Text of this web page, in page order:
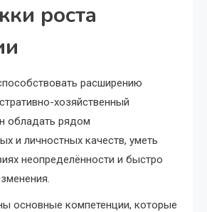
роста
расширению
хозяйственный
обладать рядом
и личностных качеств, уметь
неопределённости и быстро
основные компетенции, которые